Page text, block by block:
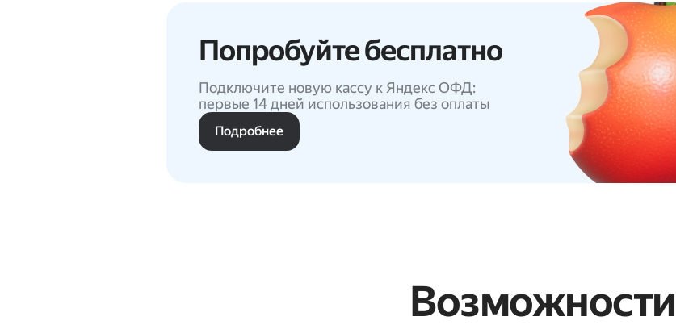
Попробуйте бесплатно
Подключите новую кассу к Яндекс ОФД:
первые 14 дней использования без оплаты
Подробнее
Возможности